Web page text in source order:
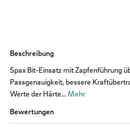
Beschreibung
Spax Bit-Einsatz mit Zapfenführung
Passgenauigkeit, bessere
Werte der Härte… Mehr
Bewertungen